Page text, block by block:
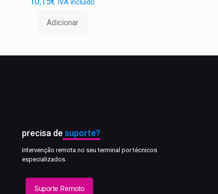
IVA incluído
Adicionar
precisa de suporte?
Intervenção remota no seu terminal por técnicos
especializados.
Suporte Remoto